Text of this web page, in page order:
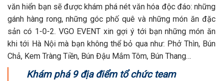
văn hiển bạn sẽ được khám phá nét văn hóa độc đáo: những
gánh hàng rong, những góc phố quê và những món ăn đặc
sản có 1-0-2. VGO EVENT xin gợi ý tới bạn những món ăn
khi tới Hà Nội mà bạn không thể bỏ qua như: Phở Thìn, Bún
Chả, Kem Tràng Tiền, Bún Đậu Mắm Tôm, Bún Thang…
Khám phá 9 địa điểm tổ chức team